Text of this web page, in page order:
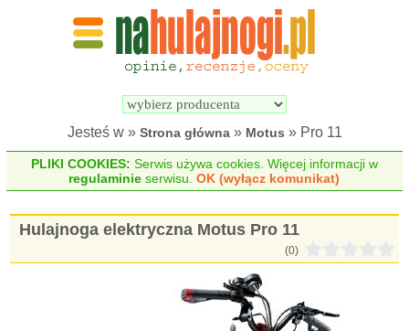
Wyszukiwarka
elektrycznych
Jesteś w » Strona główna» Motus » Pro 11
PLIKI COOKIES: Serwis używa cookies. Więcej informacji w
regulaminie serwisu.OK (wyłącz komunikat)
Hulajnoga elektryczna Motus Pro 11
(0)